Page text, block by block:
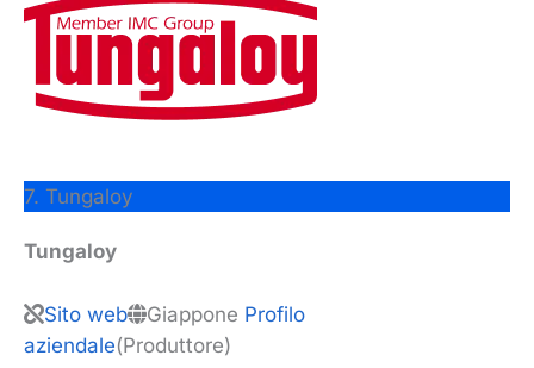
7. Tungaloy
Tungaloy
Sito web Giappone Profilo
aziendale(Produttore)